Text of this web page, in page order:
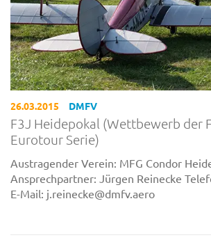
26.03.2015 DMFV
F3J Heidepokal (Wettbewerb der
Eurotour Serie)
Austragender Verein: MFG Condor
Ansprechpartner: Jürgen Reinecke
E-Mail: j.reinecke@dmfv.aero